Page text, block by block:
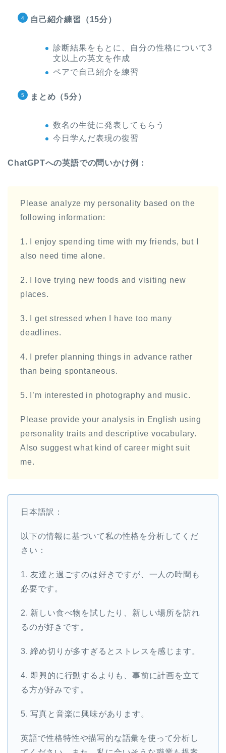
自己紹介練習（15分）
診断結果をもとに、自分の性格について3
文以上の英文を作成
ペアで自己紹介を練習
まとめ（5分）
数名の生徒に発表してもらう
今日学んだ表現の復習
ChatGPTへの英語での問いかけ例：
Please analyze my personality based on the
following information:
1. I enjoy spending time with my friends, but I
also need time alone.
2. I love trying new foods and visiting new
places.
3. I get stressed when I have too many
deadlines.
4. I prefer planning things in advance rather
than being spontaneous.
5. I’m interested in photography and music.
Please provide your analysis in English using
personality traits and descriptive vocabulary.
Also suggest what kind of career might suit
me.
日本語訳：
以下の情報に基づいて私の性格を分析してくだ
さい：
1. 友達と過ごすのは好きですが、一人の時間も
必要です。
2. 新しい食べ物を試したり、新しい場所を訪れ
るのが好きです。
3. 締め切りが多すぎるとストレスを感じます。
4. 即興的に行動するよりも、事前に計画を立て
る方が好みです。
5. 写真と音楽に興味があります。
英語で性格特性や描写的な語彙を使って分析し